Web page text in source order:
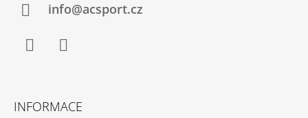
info@acsport.cz
INFORMACE